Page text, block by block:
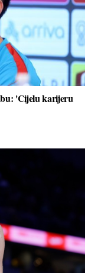
'Cijelu karijeru